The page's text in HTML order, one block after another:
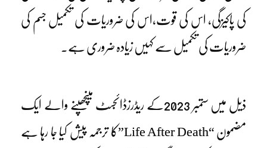
کی پاکیزگی، اس کی قوت،اس کی ضروریات کی تکمیل جسم کی
ضروریات کی تکمیل سے کہیں زیادہ ضروری ہے۔
ذیل میں ستمبر 2023کے ریڈرزڈائجسٹ میںچھپنے والے ایک
مضمون “Life After Death”کا ترجمہ پیش کیا جا رہا ہے